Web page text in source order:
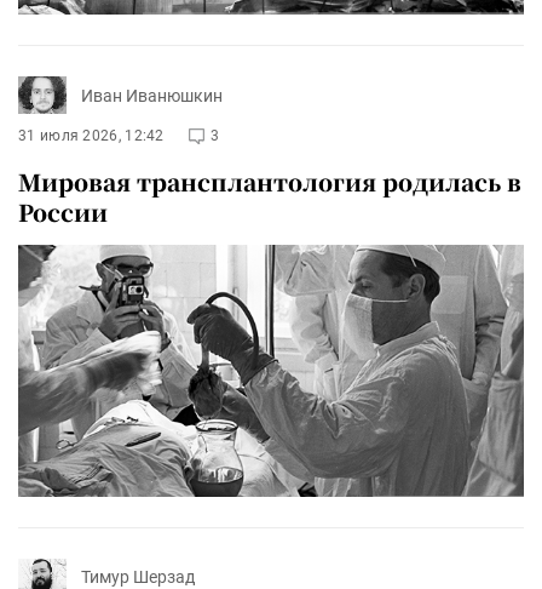
Иван Иванюшкин
31 июля 2026, 12:42 3
Мировая трансплантология родилась в
России
Тимур Шерзад